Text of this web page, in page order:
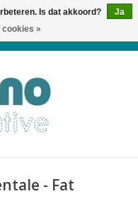
- Fat
Is dat akkoord?
Ja
cookies »